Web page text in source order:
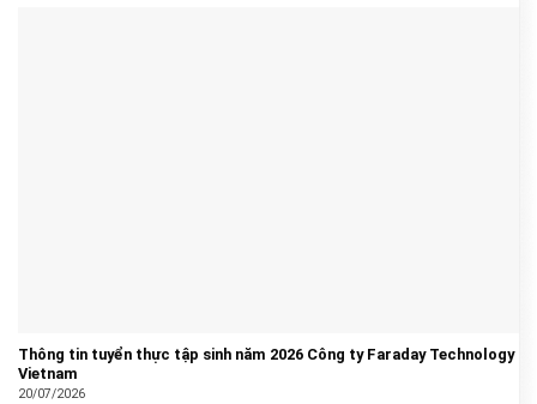
Thông tin tuyển thực tập sinh năm 2026 Công ty Faraday Technology
Vietnam
20/07/2026